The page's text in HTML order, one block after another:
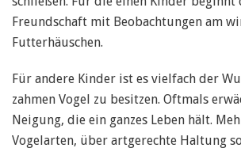
Freundschaft mit Beobachtungen am
Futterhäuschen.
Für andere Kinder ist es vielfach der
zahmen Vogel zu besitzen. Oftmals
Neigung, die ein ganzes Leben hält.
Vogelarten, über artgerechte Haltung